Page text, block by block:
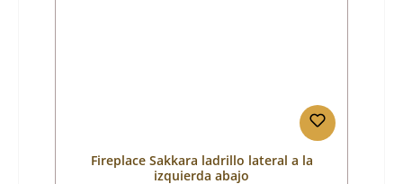
Fireplace Sakkara ladrillo lateral a la
izquierda abajo